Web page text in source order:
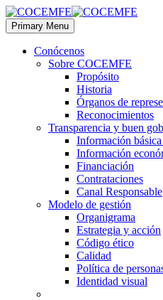
Primary Menu
Conócenos
Sobre COCEMFE
Propósito
Historia
Órganos de
Reconocimientos
Transparencia y buen
Información
Información
Financiación
Contrataciones
Canal Responsable
Modelo de gestión
Organigrama
Estrategia y acción
Código ético
Calidad
Política de
Identidad visual